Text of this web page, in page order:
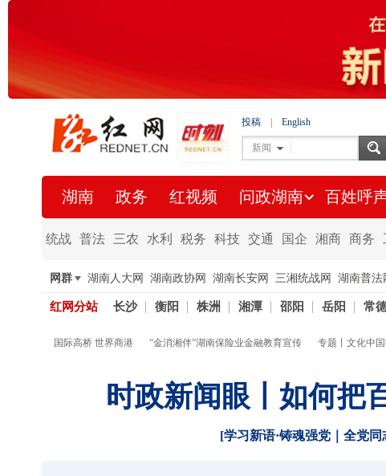
投稿 English
新闻
湖南 政务 红视频 问政湖南 百姓呼
统战 普法 三农 水利 税务 科技 交通 国企 湘商 商务
网群 湖南人大网 湖南政协网 湖南长安网 三湘统战网 湖南普法
红网分站 长沙 衡阳 株洲 湘潭 邵阳 岳阳 常
国际高桥 世界商港 “金消湘伴”湖南保险业金融教育宣传 专题丨文化中
时政新闻眼丨如何把
[学习新语·铸魂强党｜全党